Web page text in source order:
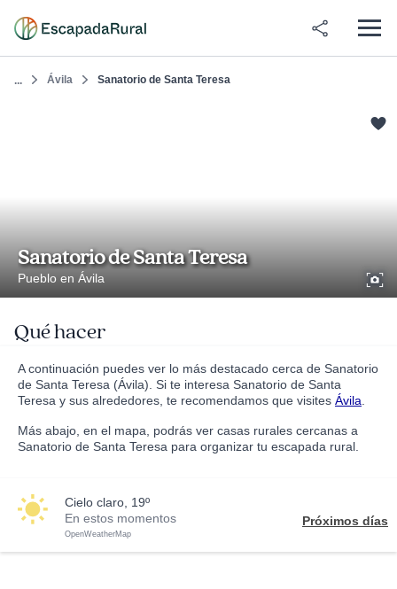
... Ávila Sanatorio de Santa Teresa
Sanatorio de Santa Teresa
Pueblo en Ávila
Qué hacer
A continuación puedes ver lo más destacado cerca de Sanatorio
de Santa Teresa (Ávila). Si te interesa Sanatorio de Santa
Teresa y sus alrededores, te recomendamos que visites Ávila
Más abajo, en el mapa, podrás ver casas rurales cercanas a
Sanatorio de Santa Teresa para organizar tu escapada rural.
cielo claro, 19º
En estos momentos
OpenWeatherMap
Próximos días